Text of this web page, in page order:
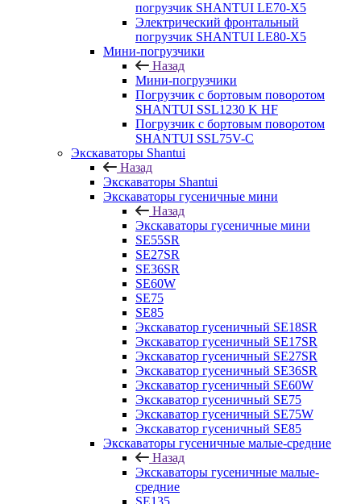
погрузчик SHANTUI LE70-X5
Электрический фронтальный
погрузчик SHANTUI LE80-X5
Мини-погрузчики
Назад
Мини-погрузчики
Погрузчик с бортовым поворотом
SHANTUI SSL1230 K HF
Погрузчик с бортовым поворотом
SHANTUI SSL75V-C
Экскаваторы Shantui
Назад
Экскаваторы Shantui
Экскаваторы гусеничные мини
Назад
Экскаваторы гусеничные мини
SE55SR
SE27SR
SE36SR
SE60W
SE75
SE85
Экскаватор гусеничный SE18SR
Экскаватор гусеничный SE17SR
Экскаватор гусеничный SE27SR
Экскаватор гусеничный SE36SR
Экскаватор гусеничный SE60W
Экскаватор гусеничный SE75
Экскаватор гусеничный SE75W
Экскаватор гусеничный SE85
Экскаваторы гусеничные малые-средние
Назад
Экскаваторы гусеничные малые-
средние
SE135